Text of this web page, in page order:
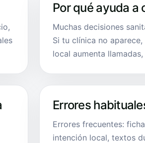
Por qué ayuda
Muchas decisiones
Si tu clínica no
local aumenta
Errores
Errores frecuentes:
intención local, textos